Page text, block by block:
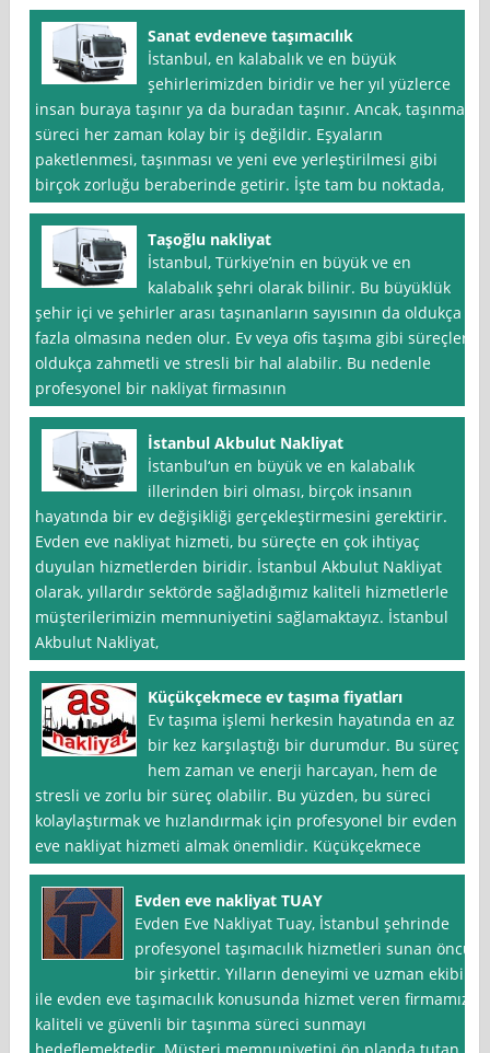
Sanat evdeneve taşımacılık
İstanbul, en kalabalık ve en büyük
şehirlerimizden biridir ve her yıl yüzlerce
insan buraya taşınır ya da buradan taşınır. Ancak, taşınma
süreci her zaman kolay bir iş değildir. Eşyaların
paketlenmesi, taşınması ve yeni eve yerleştirilmesi gibi
birçok zorluğu beraberinde getirir. İşte tam bu noktada,
Taşoğlu nakliyat
İstanbul, Türkiye’nin en büyük ve en
kalabalık şehri olarak bilinir. Bu büyüklük
şehir içi ve şehirler arası taşınanların sayısının da oldukça
fazla olmasına neden olur. Ev veya ofis taşıma gibi süreçler
oldukça zahmetli ve stresli bir hal alabilir. Bu nedenle
profesyonel bir nakliyat firmasının
İstanbul Akbulut Nakliyat
İstanbul‘un en büyük ve en kalabalık
illerinden biri olması, birçok insanın
hayatında bir ev değişikliği gerçekleştirmesini gerektirir.
Evden eve nakliyat hizmeti, bu süreçte en çok ihtiyaç
duyulan hizmetlerden biridir. İstanbul Akbulut Nakliyat
olarak, yıllardır sektörde sağladığımız kaliteli hizmetlerle
müşterilerimizin memnuniyetini sağlamaktayız. İstanbul
Akbulut Nakliyat,
Küçükçekmece ev taşıma fiyatları
Ev taşıma işlemi herkesin hayatında en az
bir kez karşılaştığı bir durumdur. Bu süreç
hem zaman ve enerji harcayan, hem de
stresli ve zorlu bir süreç olabilir. Bu yüzden, bu süreci
kolaylaştırmak ve hızlandırmak için profesyonel bir evden
eve nakliyat hizmeti almak önemlidir. Küçükçekmece
Evden eve nakliyat TUAY
Evden Eve Nakliyat Tuay, İstanbul şehrinde
profesyonel taşımacılık hizmetleri sunan öncü
bir şirkettir. Yılların deneyimi ve uzman ekibi
ile evden eve taşımacılık konusunda hizmet veren firmamız,
kaliteli ve güvenli bir taşınma süreci sunmayı